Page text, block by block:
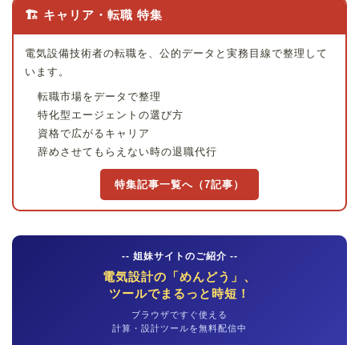
🏗 キャリア・転職 特集
電気設備技術者の転職を、公的データと実務目線で整理して
います。
転職市場をデータで整理
特化型エージェントの選び方
資格で広がるキャリア
辞めさせてもらえない時の退職代行
特集記事一覧へ（7記事）
-- 姐妹サイトのご紹介 --
電気設計の「めんどう」、
ツールでまるっと時短！
ブラウザですぐ使える
計算・設計ツールを無料配信中